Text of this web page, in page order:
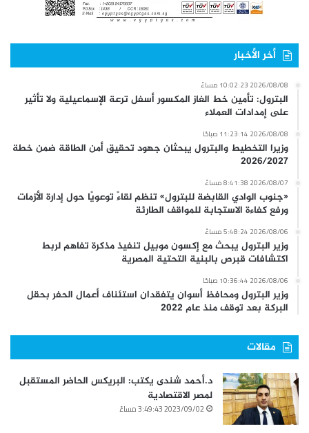
أخر الأخبار
2026/08/08 10:02:23 مساءً
البترول: تأمين خط الغاز المكسور أسفل ترعة الإسماعيلية ولا تأثير
على إمدادات العملاء
2026/08/08 11:23:14 صباحًا
وزيرا التخطيط والبترول يبحثان جهود تحقيق أمن الطاقة ضمن خطة
2026/2027
2026/08/07 8:41:38 مساءً
«جنوب الوادي القابضة للبترول» تنظم لقاءً توعويًا حول إدارة الأزمات
ورفع كفاءة الاستجابة للمواقف الطارئة
2026/08/06 5:48:24 مساءً
وزير البترول يبحث مع إكسون موبيل تنفيذ مذكرة تفاهم لربط
اكتشافات قبرص بالبنية التحتية المصرية
2026/08/06 10:36:44 صباحًا
وزير البترول ومحافظ أسوان يتفقدان استئناف أعمال الحفر بحقل
البركة بعد توقف منذ عام 2022
مقالات
د.أحمد شندى يكتب: البريكس الحاضر المستقبل
لمصر الاقتصادية
2023/09/02 3:49:43 مساءً